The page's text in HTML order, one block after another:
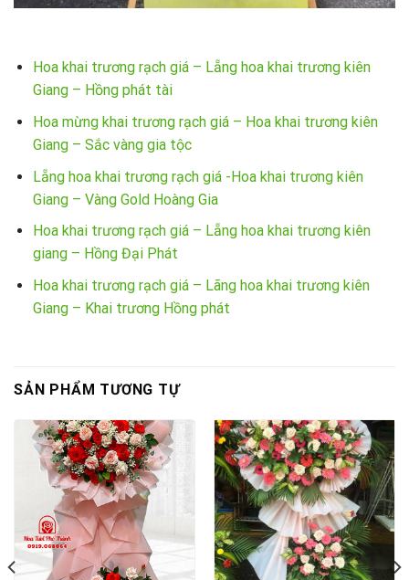
Hoa khai trương rạch giá – Lẵng hoa khai trương kiên
Giang – Hồng phát tài
Hoa mừng khai trương rạch giá – Hoa khai trương kiên
Giang – Sắc vàng gia tộc
Lẵng hoa khai trương rạch giá -Hoa khai trương kiên
Giang – Vàng Gold Hoàng Gia
Hoa khai trương rạch giá – Lẵng hoa khai trương kiên
giang – Hồng Đại Phát
Hoa khai trương rạch giá – Lãng hoa khai trương kiên
Giang – Khai trương Hồng phát
SẢN PHẨM TƯƠNG TỰ